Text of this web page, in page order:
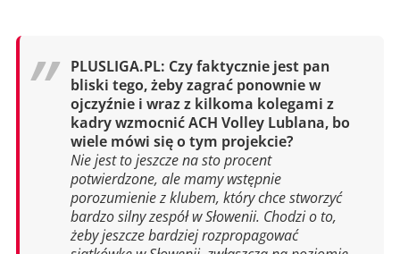
PLUSLIGA.PL: Czy faktycznie jest pan
bliski tego, żeby zagrać ponownie w
ojczyźnie i wraz z kilkoma kolegami z
kadry wzmocnić ACH Volley Lublana, bo
wiele mówi się o tym projekcie?
Nie jest to jeszcze na sto procent
potwierdzone, ale mamy wstępnie
porozumienie z klubem, który chce stworzyć
bardzo silny zespół w Słowenii. Chodzi o to,
żeby jeszcze bardziej rozpropagować